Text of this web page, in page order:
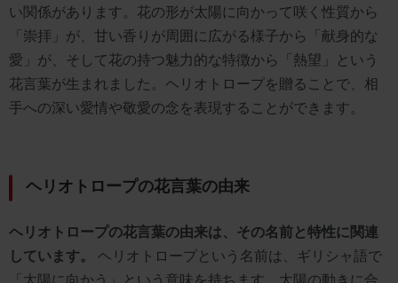
い関係があります。花の形が太陽に向かって咲く性質から
「崇拝」が、甘い香りが周囲に広がる様子から「献身的な
愛」が、そして花の持つ魅力的な特徴から「熱望」という
花言葉が生まれました。ヘリオトロープを贈ることで、相
手への深い愛情や敬愛の念を表現することができます。
ヘリオトロープの花言葉の由来
ヘリオトロープの花言葉の由来は、その名前と特性に関連
しています。
ヘリオトロープという名前は、ギリシャ語で
「太陽に向かう」という意味を持ちます。太陽の動きに合